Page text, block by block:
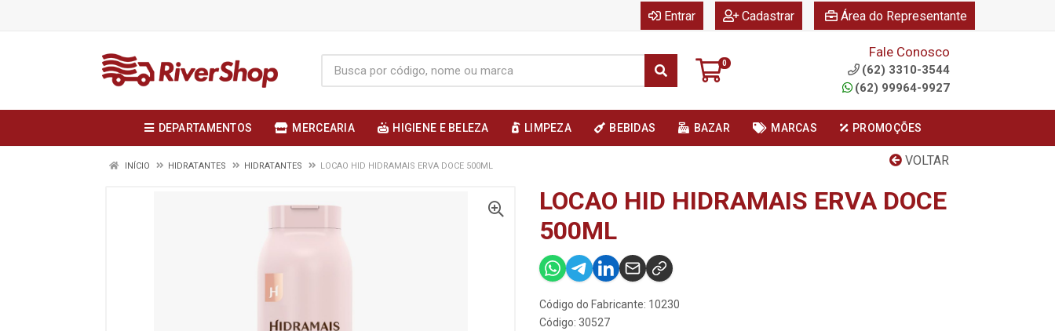
Entrar Cadastrar Área do Representante
0
Fale Conosco
(62) 3310-3544
(62) 99964-9927
DEPARTAMENTOS MERCEARIA HIGIENE E BELEZA LIMPEZA BEBIDAS BAZAR MARCAS PROMOÇÕES
VOLTAR
INÍCIO HIDRATANTES HIDRATANTES LOCAO HID HIDRAMAIS ERVA DOCE 500ML
LOCAO HID HIDRAMAIS ERVA DOCE
500ML
Código do Fabricante: 10230
Código: 30527